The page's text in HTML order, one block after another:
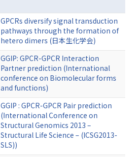
GPCRs diversify signal transduction
pathways through the formation of
hetero dimers (日本生化学会)
GGIP: GPCR-GPCR Interaction
Partner prediction (International
conference on Biomolecular forms
and functions)
GGIP : GPCR-GPCR Pair prediction
(International Conference on
Structural Genomics 2013 –
Structural Life Science – (ICSG2013-
SLS))